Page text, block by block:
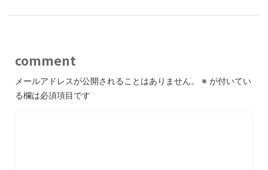
comment
メールアドレスが公開されることはありません。 ※ が付いてい
る欄は必須項目です